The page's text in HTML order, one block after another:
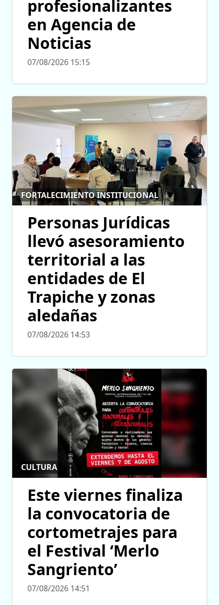
profesionalizantes
en Agencia de
Noticias
07/08/2026 15:15
FORTALECIMIENTO INSTITUCIONAL
Personas Jurídicas
llevó asesoramiento
territorial a las
entidades de El
Trapiche y zonas
aledañas
07/08/2026 14:53
CULTURA
Este viernes finaliza
la convocatoria de
cortometrajes para
el Festival ‘Merlo
Sangriento’
07/08/2026 14:51